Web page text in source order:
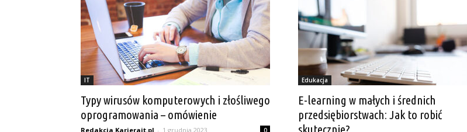
IT
Typy wirusów komputerowych i złośliwego
oprogramowania – omówienie
Redakcja Karierait.pl - 1 grudnia 2023 0
Edukacja
E-learning w małych i średnich
przedsiębiorstwach: Jak to robić
skutecznie?